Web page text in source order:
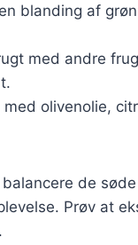
blanding af
med andre
med olivenolie,
de
Prøv at